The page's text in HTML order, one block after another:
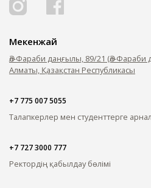
Мекенжай
Әл-Фараби даңғылы, 89/21 (Әл-Фараби
Алматы, Қазақстан Республикасы
+7 775 007 5055
Талапкерлер мен студенттерге
+7 727 3000 777
Ректордің қабылдау бөлімі